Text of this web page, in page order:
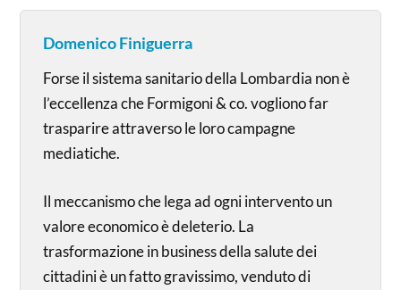
Domenico Finiguerra
Forse il sistema sanitario della Lombardia non è
l’eccellenza che Formigoni & co. vogliono far
trasparire attraverso le loro campagne
mediatiche.
Il meccanismo che lega ad ogni intervento un
valore economico è deleterio. La
trasformazione in business della salute dei
cittadini è un fatto gravissimo, venduto di